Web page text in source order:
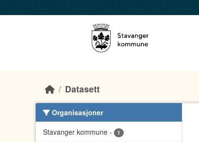
Datasett
Organisasjoner
Stavanger kommune - 1